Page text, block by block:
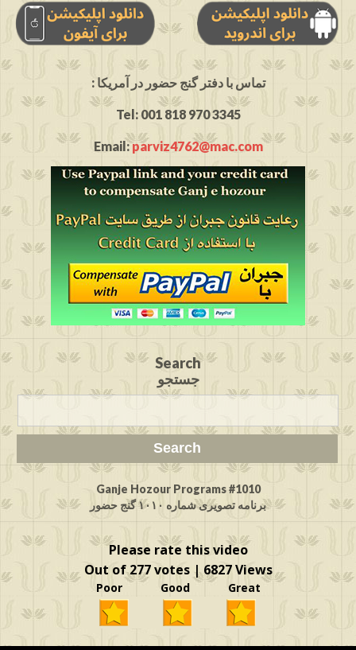
: تماس با دفتر گنج حضور در آمریکا
Tel: 001 818 970 3345
Email:parviz4762@mac.com
Search
جستجو
Ganje Hozour Programs #1010
برنامه تصویری شماره ۱۰۱۰ گنج حضور
Please rate this video
Out of 277 votes | 6827 Views
Poor Good Great